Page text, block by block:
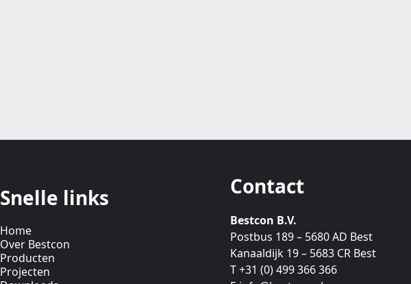
Snelle links
Home
Over Bestcon
Producten
Projecten
Contact
Bestcon B.V.
Postbus 189 – 5680 AD Best
Kanaaldijk 19 – 5683 CR Best
T +31 (0) 499 366 366